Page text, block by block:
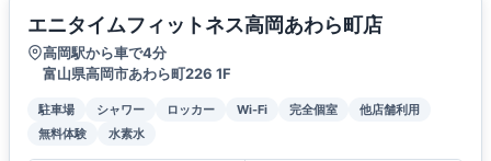
エニタイムフィットネス高岡あわら町店
高岡駅から車で4分
富山県高岡市あわら町226 1F
駐車場 シャワー ロッカー Wi-Fi 完全個室
他店舗利用
無料体験
水素水